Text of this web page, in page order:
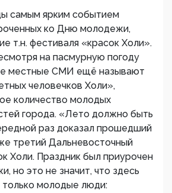
самым ярким событием
ко Дню молодежи,
т.н. фестиваля «красок Холи».
на пасмурную погоду
местные СМИ ещё называют
человечков Холи»,
количество молодых
города. «Лето должно быть
раз доказал прошедший
третий Дальневосточный
Холи. Праздник был приурочен
но это не значит, что здесь
только молодые люди: